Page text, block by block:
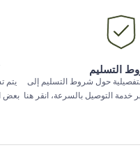
التسليم
حول شروط التسليم إلى
خدمة التوصيل بالسرعة، انقر هنا